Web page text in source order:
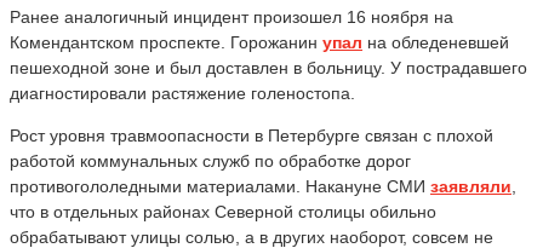
Ранее аналогичный инцидент произошел 16 ноября на
Комендантском проспекте. Горожанин упал на обледеневшей
пешеходной зоне и был доставлен в больницу. У пострадавшего
диагностировали растяжение голеностопа.
Рост уровня травмоопасности в Петербурге связан с плохой
работой коммунальных служб по обработке дорог
противогололедными материалами. Накануне СМИ заявляли
что в отдельных районах Северной столицы обильно
обрабатывают улицы солью, а в других наоборот, совсем не